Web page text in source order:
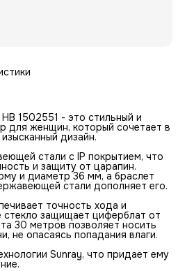
1502551 - это стильный и
для женщин, который сочетает в
дизайн.
стали с IP покрытием, что
и защиту от царапин.
и диаметр 36 мм, а браслет
стали дополняет его.
точность хода и
защищает циферблат от
30 метров позволяет носить
не опасаясь попадания влаги.
Sunray, что придает ему